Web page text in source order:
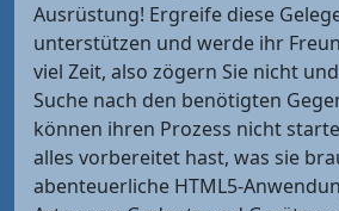
Ausrüstung! Ergreife diese
unterstützen und werde ihr
viel Zeit, also zögern Sie nicht
Suche nach den benötigten
können ihren Prozess nicht
alles vorbereitet hast, was sie
abenteuerliche HTML5-